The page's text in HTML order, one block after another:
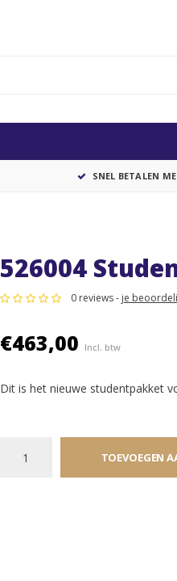
SNEL BETALEN
526004
0 reviews - je
€463,00 Incl. btw
Dit is het nieuwe studentpakket
TOEVOEGEN